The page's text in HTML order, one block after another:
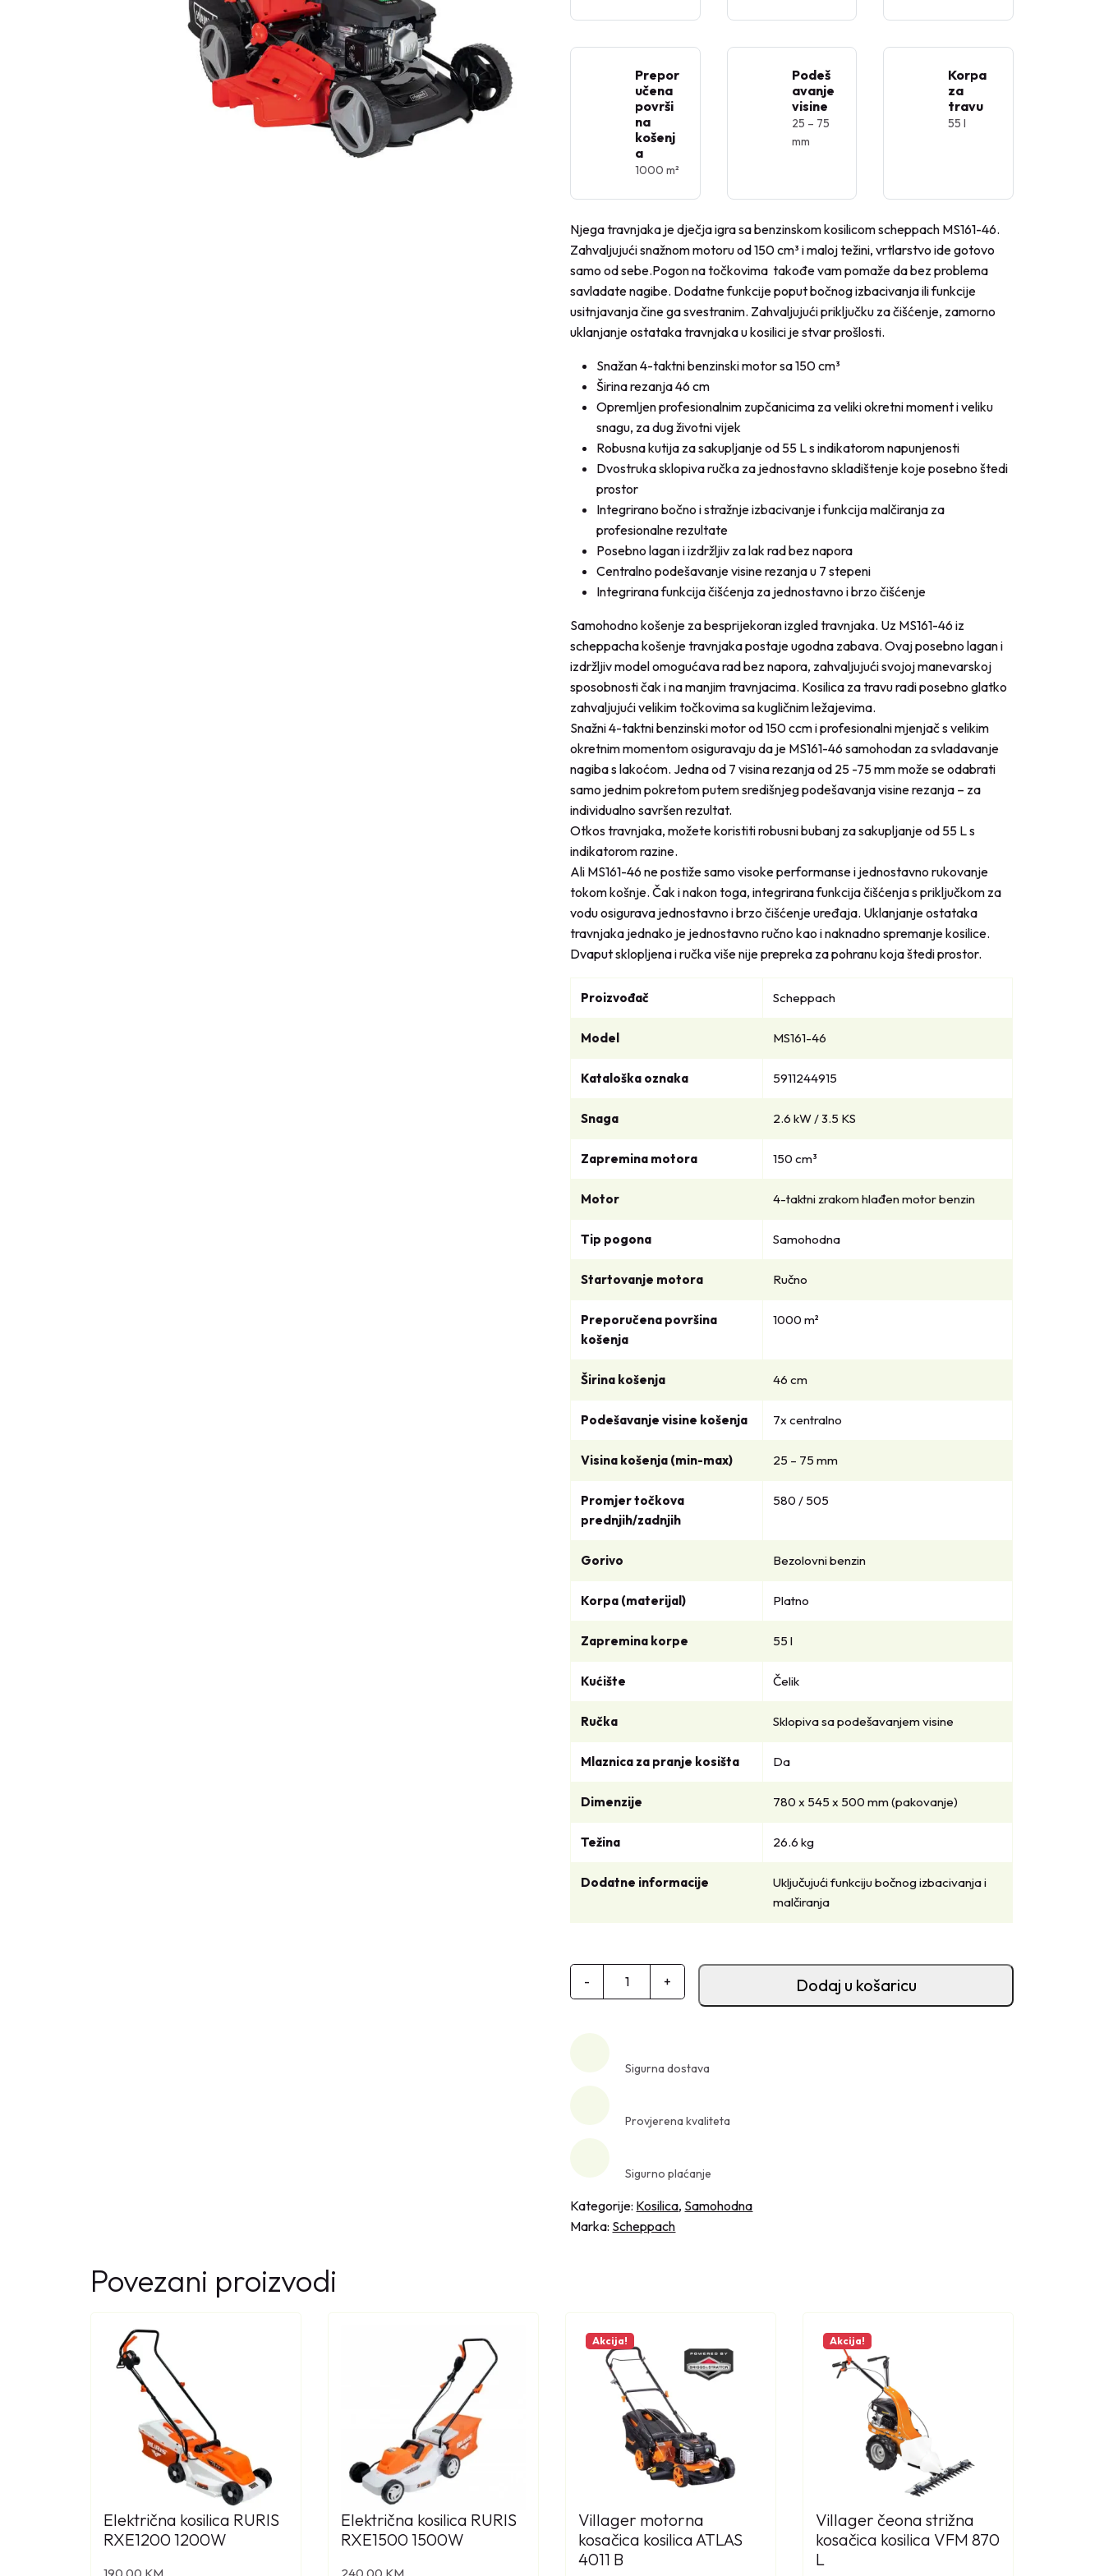
Prepor
učena
površi
na
košenj
a
1000 m²
Podeš
avanje
visine
25 – 75
mm
Korpa
za
travu
55 l
Njega travnjaka je dječja igra sa benzinskom kosilicom scheppach MS161-46.
Zahvaljujući snažnom motoru od 150 cm³ i maloj težini, vrtlarstvo ide gotovo
samo od sebe.Pogon na točkovima takođe vam pomaže da bez problema
savladate nagibe. Dodatne funkcije poput bočnog izbacivanja ili funkcije
usitnjavanja čine ga svestranim. Zahvaljujući priključku za čišćenje, zamorno
uklanjanje ostataka travnjaka u kosilici je stvar prošlosti.
Snažan 4-taktni benzinski motor sa 150 cm³
Širina rezanja 46 cm
Opremljen profesionalnim zupčanicima za veliki okretni moment i veliku
snagu, za dug životni vijek
Robusna kutija za sakupljanje od 55 L s indikatorom napunjenosti
Dvostruka sklopiva ručka za jednostavno skladištenje koje posebno štedi
prostor
Integrirano bočno i stražnje izbacivanje i funkcija malčiranja za
profesionalne rezultate
Posebno lagan i izdržljiv za lak rad bez napora
Centralno podešavanje visine rezanja u 7 stepeni
Integrirana funkcija čišćenja za jednostavno i brzo čišćenje
Samohodno košenje za besprijekoran izgled travnjaka. Uz MS161-46 iz
scheppacha košenje travnjaka postaje ugodna zabava. Ovaj posebno lagan i
izdržljiv model omogućava rad bez napora, zahvaljujući svojoj manevarskoj
sposobnosti čak i na manjim travnjacima. Kosilica za travu radi posebno glatko
zahvaljujući velikim točkovima sa kugličnim ležajevima.
Snažni 4-taktni benzinski motor od 150 ccm i profesionalni mjenjač s velikim
okretnim momentom osiguravaju da je MS161-46 samohodan za svladavanje
nagiba s lakoćom. Jedna od 7 visina rezanja od 25 -75 mm može se odabrati
samo jednim pokretom putem središnjeg podešavanja visine rezanja – za
individualno savršen rezultat.
Otkos travnjaka, možete koristiti robusni bubanj za sakupljanje od 55 L s
indikatorom razine.
Ali MS161-46 ne postiže samo visoke performanse i jednostavno rukovanje
tokom košnje. Čak i nakon toga, integrirana funkcija čišćenja s priključkom za
vodu osigurava jednostavno i brzo čišćenje uređaja. Uklanjanje ostataka
travnjaka jednako je jednostavno ručno kao i naknadno spremanje kosilice.
Dvaput sklopljena i ručka više nije prepreka za pohranu koja štedi prostor.
Proizvođač Scheppach
Model MS161-46
Kataloška oznaka 5911244915
Snaga 2.6 kW / 3.5 KS
Zapremina motora 150 cm³
Motor 4-taktni zrakom hlađen motor benzin
Tip pogona Samohodna
Startovanje motora Ručno
Preporučena površina
košenja
1000 m²
Širina košenja 46 cm
Podešavanje visine košenja 7x centralno
Visina košenja (min-max) 25 – 75 mm
Promjer točkova
prednjih/zadnjih
580 / 505
Gorivo Bezolovni benzin
Korpa (materijal) Platno
Zapremina korpe 55 l
Kućište Čelik
Ručka Sklopiva sa podešavanjem visine
Mlaznica za pranje kosišta Da
Dimenzije 780 x 545 x 500 mm (pakovanje)
Težina 26.6 kg
Dodatne informacije
Uključujući funkciju bočnog izbacivanja i
malčiranja
-
S
c
t
o
+ Dodaj u košaricu
Sigurna dostava
Provjerena kvaliteta
Sigurno plaćanje
Kategorije: Kosilica, Samohodna
Marka: Scheppach
Povezani proizvodi
Električna kosilica RURIS
RXE1200 1200W
Električna kosilica RURIS
RXE1500 1500W
Akcija!
Villager motorna
kosačica kosilica ATLAS
4011 B
Akcija!
Villager čeona strižna
kosačica kosilica VFM 870
L